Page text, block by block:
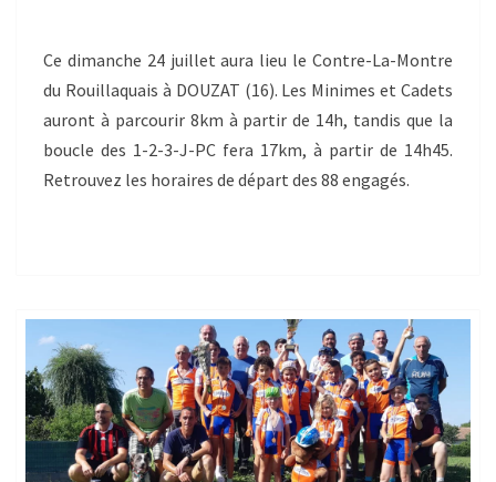
Ce dimanche 24 juillet aura lieu le Contre-La-Montre
du Rouillaquais à DOUZAT (16). Les Minimes et Cadets
auront à parcourir 8km à partir de 14h, tandis que la
boucle des 1-2-3-J-PC fera 17km, à partir de 14h45.
Retrouvez les horaires de départ des 88 engagés.